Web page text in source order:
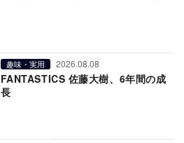
趣味・実用 2026.08.08
FANTASTICS 佐藤大樹、6年間の成
長